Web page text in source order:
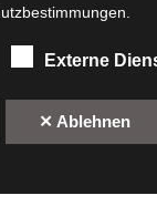
Externe
✕ Ablehnen